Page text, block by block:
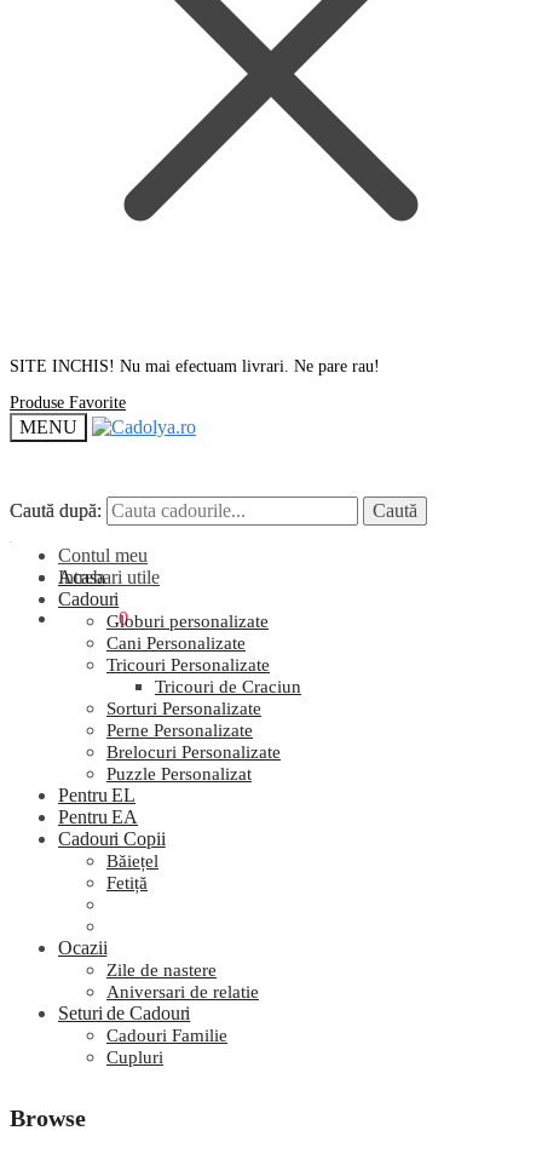
SITE INCHIS! Nu mai efectuam livrari. Ne pare rau!
Produse Favorite
MENU
Caută după: Caută
Contul meu
Intrebari utile
0,00 lei 0
Caută după: Caută
Acasa
Cadouri
Globuri personalizate
Cani Personalizate
Tricouri Personalizate
Tricouri de Craciun
Sorturi Personalizate
Perne Personalizate
Brelocuri Personalizate
Puzzle Personalizat
Pentru EL
Pentru EA
Cadouri Copii
Băiețel
Fetiță
Ocazii
Zile de nastere
Aniversari de relatie
Seturi de Cadouri
Cadouri Familie
Cupluri
Browse